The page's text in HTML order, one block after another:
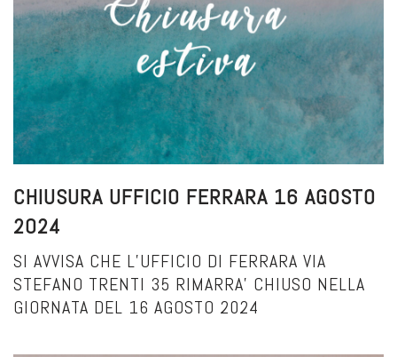
CHIUSURA UFFICIO FERRARA 16 AGOSTO
2024
SI AVVISA CHE L’UFFICIO DI FERRARA VIA
STEFANO TRENTI 35 RIMARRA’ CHIUSO NELLA
GIORNATA DEL 16 AGOSTO 2024